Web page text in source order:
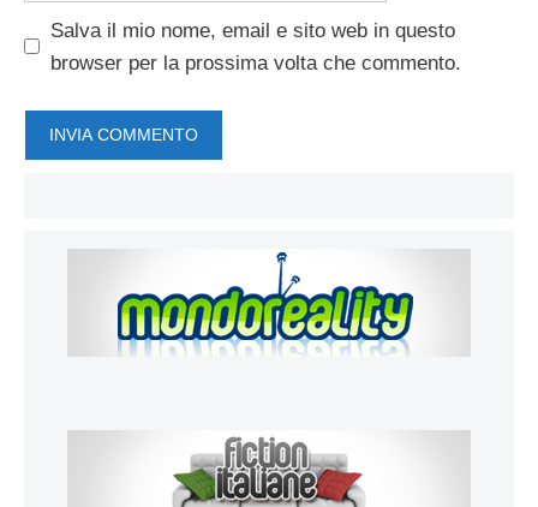
Salva il mio nome, email e sito web in questo
browser per la prossima volta che commento.